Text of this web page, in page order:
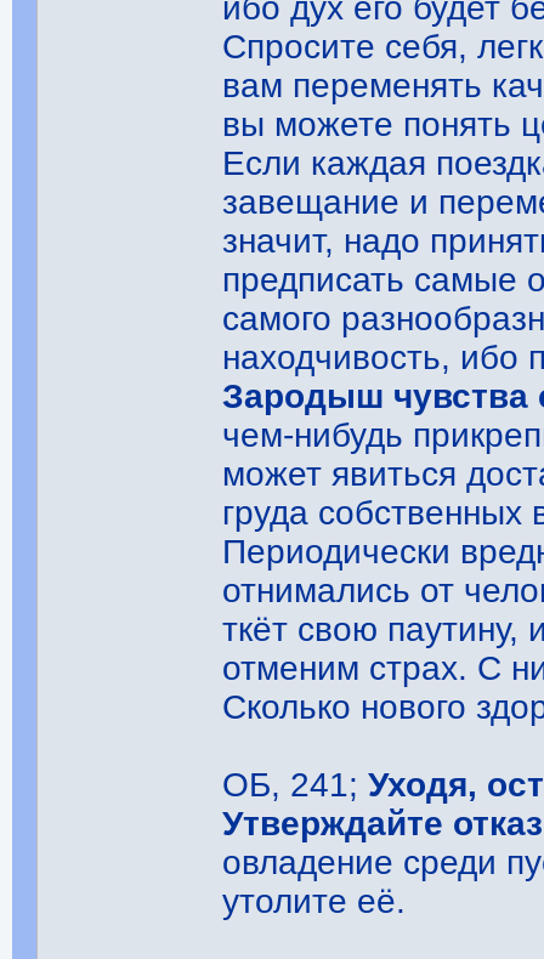
ибо дух его будет
Спросите себя,
вам переменять
вы можете понять
Если каждая
завещание и
значит, надо
предписать самые
самого
находчивость, ибо
Зародыш чувства
чем-нибудь
может явиться
груда
Периодически
отнимались от
ткёт свою
отменим страх. С
Сколько нового
ОБ, 241; Уходя,
Утверждайте
овладение среди
утолите её.